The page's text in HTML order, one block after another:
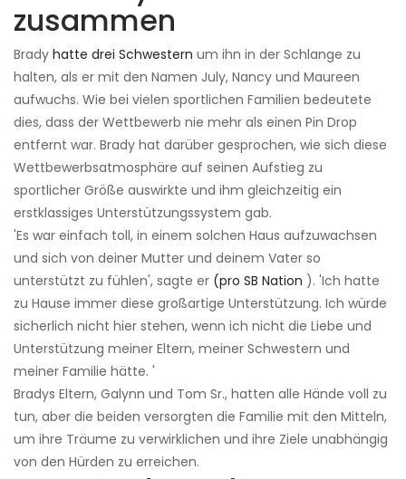
zusammen
Brady hatte drei Schwestern um ihn in der Schlange zu
halten, als er mit den Namen July, Nancy und Maureen
aufwuchs. Wie bei vielen sportlichen Familien bedeutete
dies, dass der Wettbewerb nie mehr als einen Pin Drop
entfernt war. Brady hat darüber gesprochen, wie sich diese
Wettbewerbsatmosphäre auf seinen Aufstieg zu
sportlicher Größe auswirkte und ihm gleichzeitig ein
erstklassiges Unterstützungssystem gab.
'Es war einfach toll, in einem solchen Haus aufzuwachsen
und sich von deiner Mutter und deinem Vater so
unterstützt zu fühlen', sagte er (pro SB Nation ). 'Ich hatte
zu Hause immer diese großartige Unterstützung. Ich würde
sicherlich nicht hier stehen, wenn ich nicht die Liebe und
Unterstützung meiner Eltern, meiner Schwestern und
meiner Familie hätte. '
Bradys Eltern, Galynn und Tom Sr., hatten alle Hände voll zu
tun, aber die beiden versorgten die Familie mit den Mitteln,
um ihre Träume zu verwirklichen und ihre Ziele unabhängig
von den Hürden zu erreichen.